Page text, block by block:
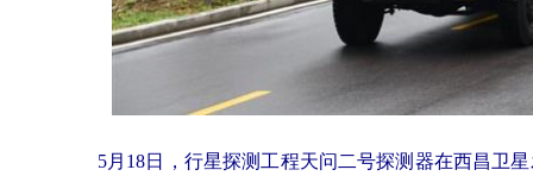
5月18日，行星探测工程天问二号探测器在西昌卫星